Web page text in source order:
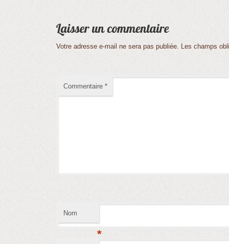
Votre adresse e-mail ne sera pas publiée. Les champs
Commentaire*
Nom
*